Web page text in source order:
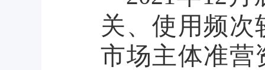
关、使用频次
市场主体准营